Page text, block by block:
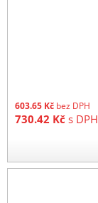
603.65 Kč bez DPH
730.42 Kč s DPH